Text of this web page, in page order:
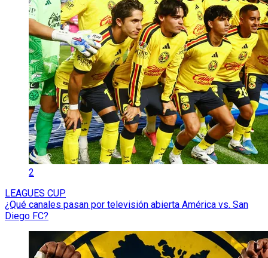
2
LEAGUES CUP
¿Qué canales pasan por televisión abierta América vs. San
Diego FC?